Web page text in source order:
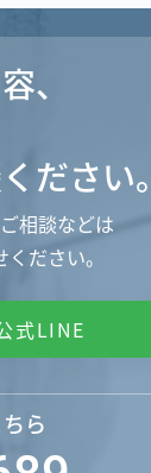
、
ださい。
相談などは
ださい。
式LINE
ら